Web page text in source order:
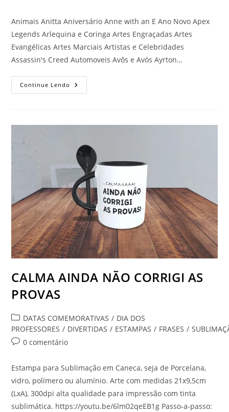
post:
post:
Animais Anitta Aniversário Anne with an E Ano Novo Apex
Legends Arlequina e Coringa Artes Engraçadas Artes
Evangélicas Artes Marciais Artistas e Celebridades
Assassin's Creed Automoveis Avôs e Avós Ayrton…
Continue Lendo Qual
Tema
Procurando?
CALMA AINDA NÃO CORRIGI AS
PROVAS
Categoria
do
post:
DATAS COMEMORATIVAS / DIA DOS
PROFESSORES / DIVERTIDAS / ESTAMPAS / FRASES /
Comentários
0 comentário
Estampa para Sublimação em Caneca, seja de Porcelana,
vidro, polímero ou alumínio. Arte com medidas 21x9,5cm
(LxA), 300dpi alta qualidade para impressão com tinta
sublimática. https://youtu.be/6lm02qeEB1g Passo-a-passo: